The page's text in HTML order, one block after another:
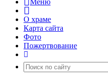
О храме
Карта сайта
Фото
Пожертвование